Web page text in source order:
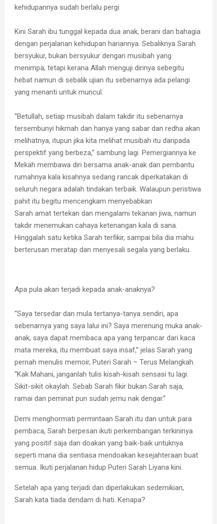
kehidupannya sudah berlalu pergi.
Kini Sarah ibu tunggal kepada dua anak, berani dan bahagia
dengan perjalanan kehidupan hariannya. Sebaliknya Sarah
bersyukur, bukan bersyukur dengan musibah yang
menimpa, tetapi kerana Allah menguji dirinya sebegitu
hebat namun di sebalik ujian itu sebenarnya ada pelangi
yang menanti untuk muncul.
“Betullah, setiap musibah dalam takdir itu sebenarnya
tersembunyi hikmah dan hanya yang sabar dan redha akan
melihatnya, itupun jika kita melihat musibah itu daripada
perspektif yang berbeza,” sambung lagi. Pemergiannya ke
Mekah membawa diri bersama anak-anak dan pembantu
rumahnya kala kisahnya sedang rancak diperkatakan di
seluruh negara adalah tindakan terbaik. Walaupun peristiwa
pahit itu begitu mencengkam menyebabkan
Sarah amat tertekan dan mengalami tekanan jiwa, namun
takdir menemukan cahaya ketenangan kala di sana.
Hinggalah satu ketika Sarah terfikir, sampai bila dia mahu
berterusan meratap dan menyesali segala yang berlaku.
Apa pula akan terjadi kepada anak-anaknya?
“Saya tersedar dan mula tertanya-tanya sendiri, apa
sebenarnya yang saya lalui ini? Saya merenung muka anak-
anak, saya dapat membaca apa yang terpancar dari kaca
mata mereka, itu membuat saya insaf,” jelas Sarah yang
pernah menulis memoir, Puteri Sarah – Terus Melangkah.
“Kak Mahani, janganlah tulis kisah-kisah sensasi tu lagi.
Sikit-sikit okaylah. Sebab Sarah fikir bukan Sarah saja,
ramai dan peminat pun sudah jemu nak dengar.”
Demi menghormati permintaan Sarah itu dan untuk para
pembaca, Sarah berpesan ikuti perkembangan terkininya
yang positif saja dan doakan yang baik-baik untuknya
seperti mana dia sentiasa mendoakan kesejahteraan buat
semua. Ikuti perjalanan hidup Puteri Sarah Liyana kini.
Setelah apa yang terjadi dan diperlakukan sedemikian,
Sarah kata tiada dendam di hati. Kenapa?